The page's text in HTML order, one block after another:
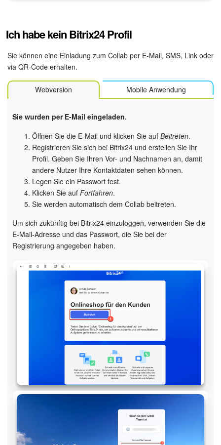
Bestandsverwaltung
Contact Center
Mitarbeiter-Widget
Marketing
Vertriebsstelle
CRM-Analytik
BI-Builder
Workflows
Onlineshop
Anwendungen
Wissensbasis
Videokonferenzen
Ich habe kein Bitrix24 Profil
Sie können eine Einladung zum Collab per E-Mail, SMS, Link oder
via QR-Code erhalten.
Webversion Mobile Anwendung
Sie wurden per E-Mail eingeladen.
Öffnen Sie die E-Mail und klicken Sie auf Beitreten.
Registrieren Sie sich bei Bitrix24 und erstellen Sie Ihr
Profil. Geben Sie Ihren Vor- und Nachnamen an, damit
andere Nutzer Ihre Kontaktdaten sehen können.
Legen Sie ein Passwort fest.
Klicken Sie auf Fortfahren.
Sie werden automatisch dem Collab beitreten.
Um sich zukünftig bei Bitrix24 einzuloggen, verwenden Sie die
E-Mail-Adresse und das Passwort, die Sie bei der
Registrierung angegeben haben.